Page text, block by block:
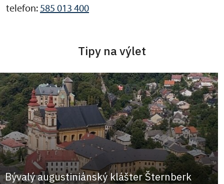
telefon: 585 013 400
Tipy na výlet
Bývalý augustiniánský klášter Šternberk